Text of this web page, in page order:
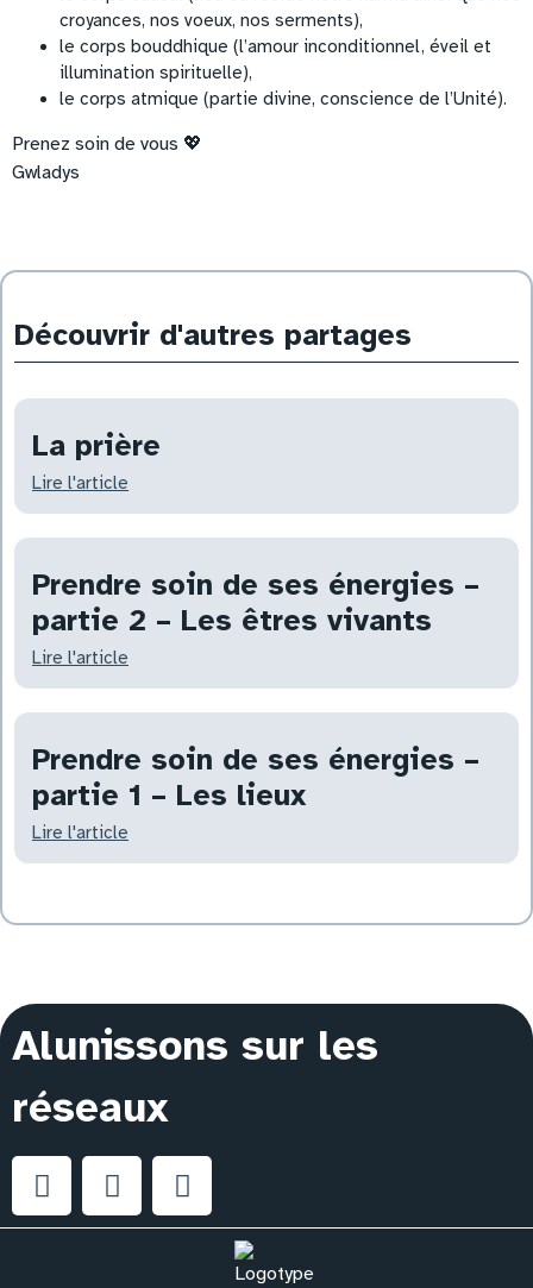
croyances, nos voeux, nos serments),
le corps bouddhique (l’amour inconditionnel, éveil et
illumination spirituelle),
le corps atmique (partie divine, conscience de l’Unité).
Prenez soin de vous 💖
Gwladys
Découvrir d'autres partages
La prière
Lire l'article
Prendre soin de ses énergies –
partie 2 – Les êtres vivants
Lire l'article
Prendre soin de ses énergies –
partie 1 – Les lieux
Lire l'article
Alunissons sur les
réseaux